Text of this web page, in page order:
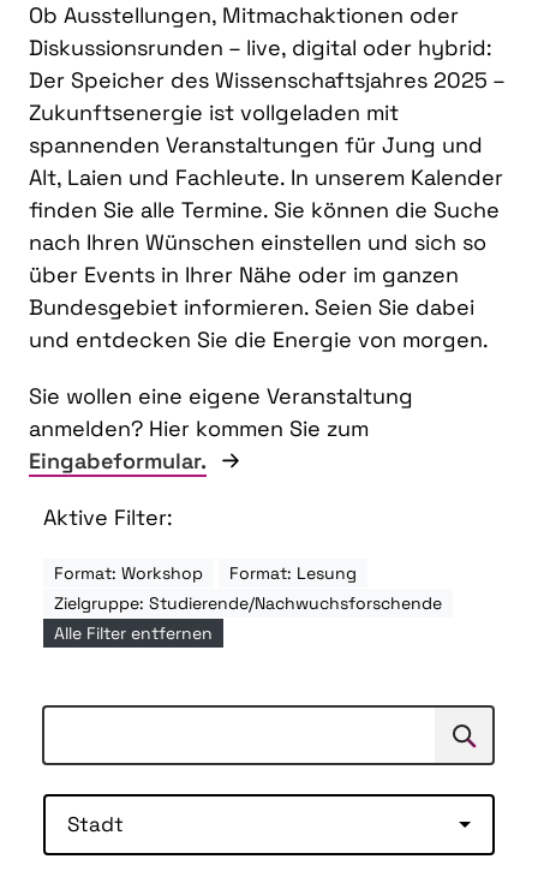
Ob Ausstellungen, Mitmachaktionen oder
Diskussionsrunden – live, digital oder hybrid:
Der Speicher des Wissenschaftsjahres 2025 –
Zukunftsenergie ist vollgeladen mit
spannenden Veranstaltungen für Jung und
Alt, Laien und Fachleute. In unserem Kalender
finden Sie alle Termine. Sie können die Suche
nach Ihren Wünschen einstellen und sich so
über Events in Ihrer Nähe oder im ganzen
Bundesgebiet informieren. Seien Sie dabei
und entdecken Sie die Energie von morgen.
Sie wollen eine eigene Veranstaltung
anmelden? Hier kommen Sie zum
Eingabeformular.
Aktive Filter:
Format: Workshop
Format: Lesung
Zielgruppe: Studierende/Nachwuchsforschende
Alle Filter entfernen
Suchen
Stadt